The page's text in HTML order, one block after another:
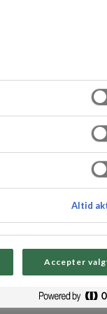
en
Det kan
Altid
Accepter